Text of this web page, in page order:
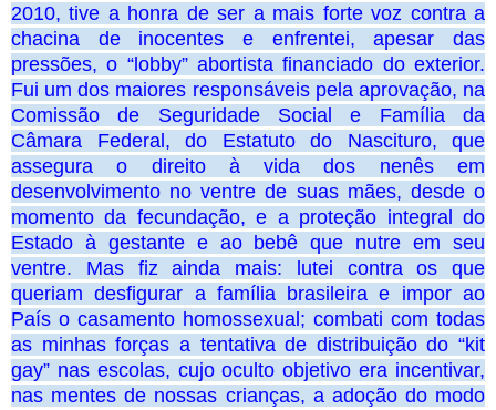
2010, tive a honra de ser a mais forte voz contra a
chacina de inocentes e enfrentei, apesar das
pressões, o “lobby” abortista financiado do exterior.
Fui um dos maiores responsáveis pela aprovação, na
Comissão de Seguridade Social e Família da
Câmara Federal, do Estatuto do Nascituro, que
assegura o direito à vida dos nenês em
desenvolvimento no ventre de suas mães, desde o
momento da fecundação, e a proteção integral do
Estado à gestante e ao bebê que nutre em seu
ventre. Mas fiz ainda mais: lutei contra os que
queriam desfigurar a família brasileira e impor ao
País o casamento homossexual; combati com todas
as minhas forças a tentativa de distribuição do “kit
gay” nas escolas, cujo oculto objetivo era incentivar,
nas mentes de nossas crianças, a adoção do modo